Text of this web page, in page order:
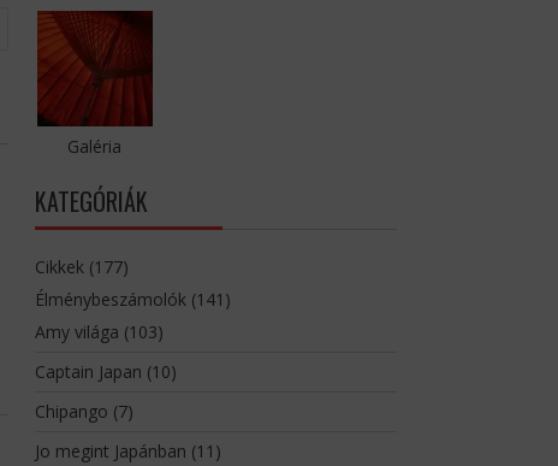
Galéria
KATEGÓRIÁK
Cikkek(177)
Élménybeszámolók(141)
Amy világa (103)
Captain Japan (10)
Chipango (7)
Jo megint Japánban (11)